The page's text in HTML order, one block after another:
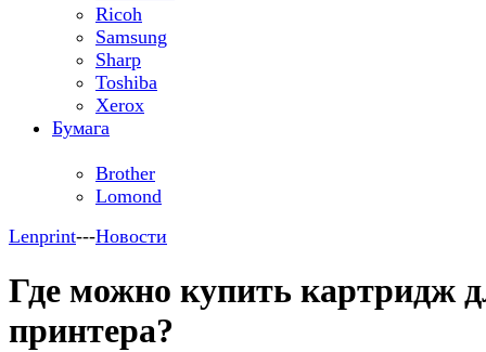
Ricoh
Samsung
Sharp
Toshiba
Xerox
Бумага
Brother
Lomond
Lenprint---Новости
Где можно купить картридж
принтера?